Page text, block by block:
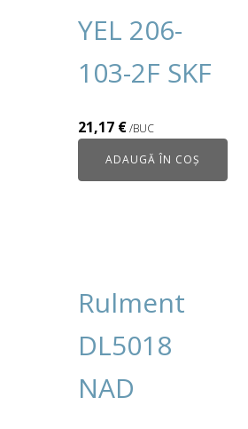
YEL 206-
103-2F SKF
21,17 €/BUC
ADAUGĂ ÎN COȘ
Rulment
DL5018
NAD